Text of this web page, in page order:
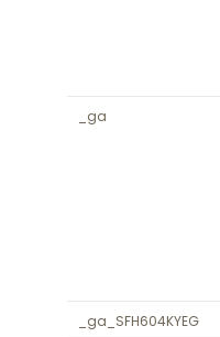
_ga
_ga_SFH604KYEG